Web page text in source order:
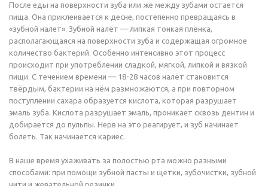
После еды на поверхности зуба или же между зубами остается
пища. Она приклеивается к десне, постепенно превращаясь в
«зубной налет». Зубной налёт — липкая тонкая плёнка,
располагающаяся на поверхности зуба и содержащая огромное
количество бактерий. Особенно интенсивно этот процесс
происходит при употреблении сладкой, мягкой, липкой и вязкой
пищи. С течением времени — 18-28 часов налёт становится
твёрдым, бактерии на нём размножаются, а при повторном
поступлении сахара образуется кислота, которая разрушает
эмаль зуба. Кислота разрушает эмаль, проникает сквозь дентин и
добирается до пульпы. Нерв на это реагирует, и зуб начинает
болеть. Так начинается кариес.
В наше время ухаживать за полостью рта можно разными
способами: при помощи зубной пасты и щетки, зубочистки, зубной
нити и жевательной резинки.